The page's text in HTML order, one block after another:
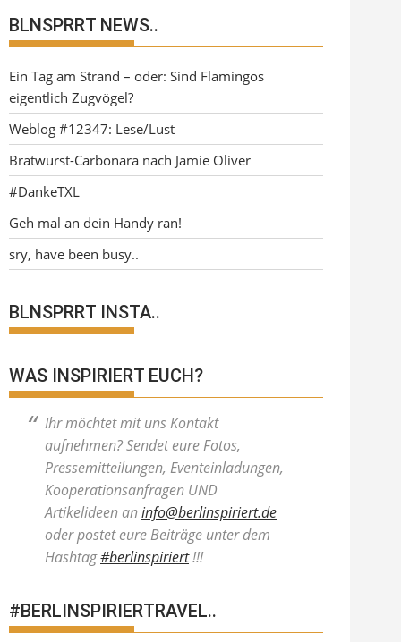
BLNSPRRT NEWS..
Ein Tag am Strand – oder: Sind Flamingos
eigentlich Zugvögel?
Weblog #12347: Lese/Lust
Bratwurst-Carbonara nach Jamie Oliver
#DankeTXL
Geh mal an dein Handy ran!
sry, have been busy..
BLNSPRRT INSTA..
WAS INSPIRIERT EUCH?
Ihr möchtet mit uns Kontakt
aufnehmen? Sendet eure Fotos,
Pressemitteilungen, Eventeinladungen,
Kooperationsanfragen UND
Artikelideen aninfo@berlinspiriert.de
oder postet eure Beiträge unter dem
Hashtag#berlinspiriert!!!
#BERLINSPIRIERTRAVEL..